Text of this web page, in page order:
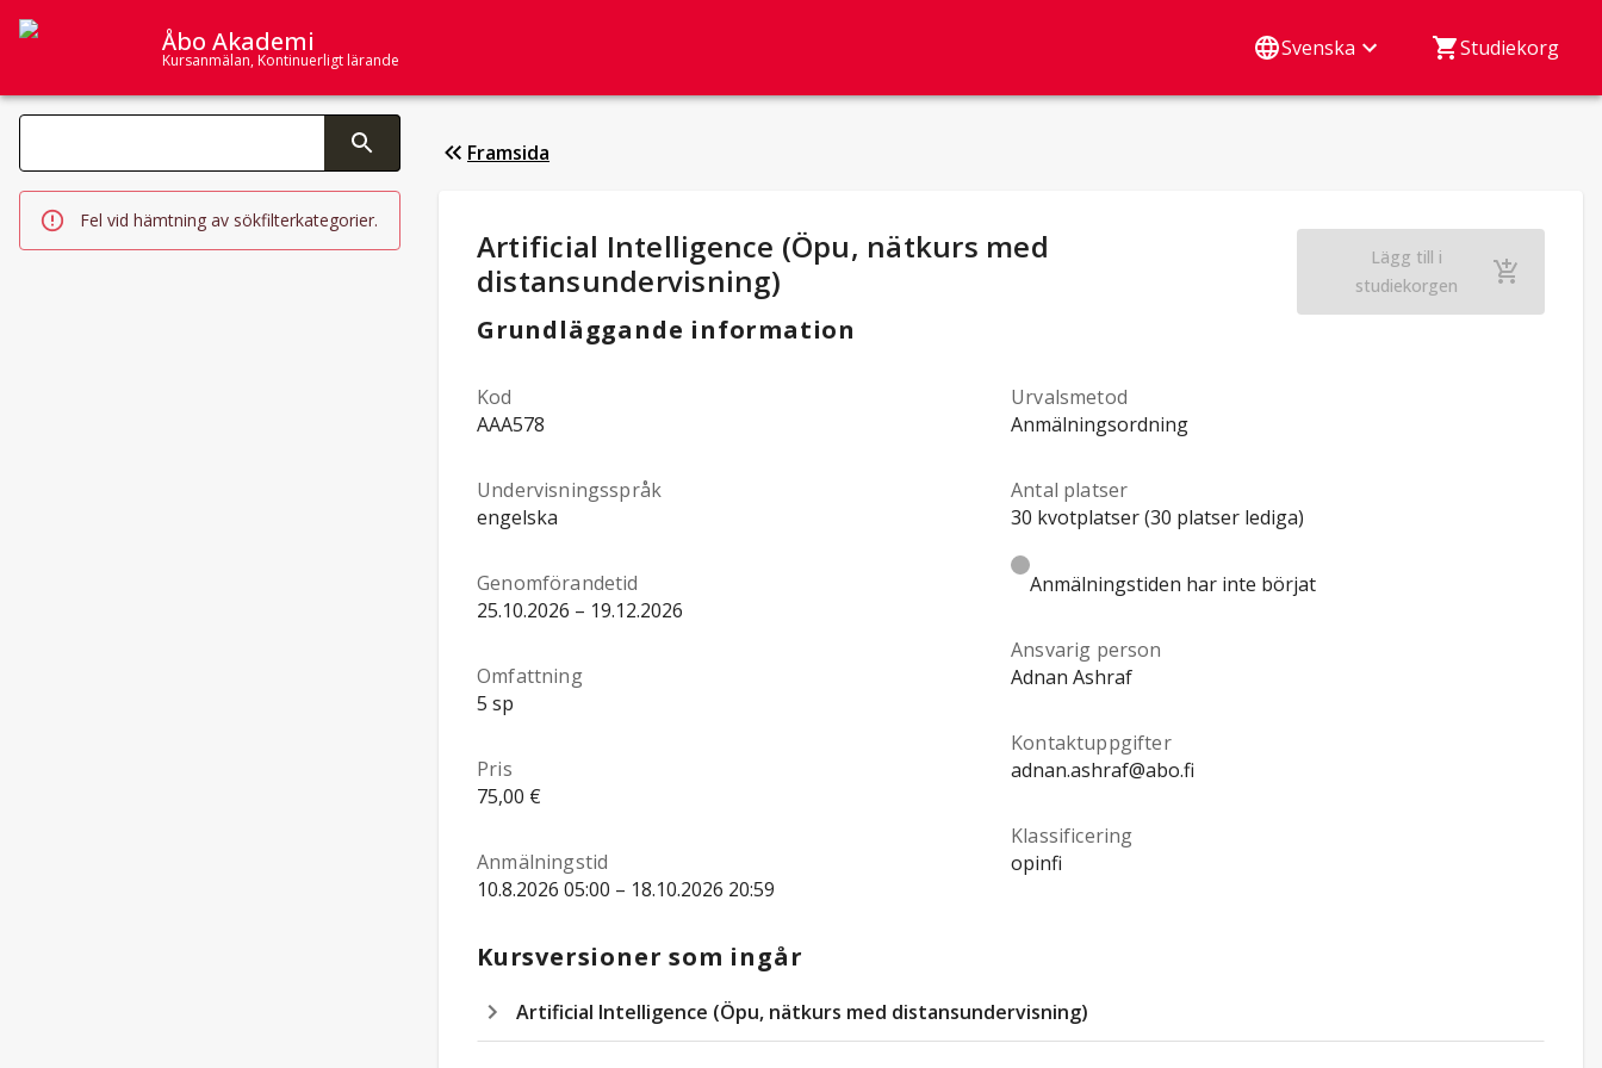
Åbo Akademi
Kursanmälan, Kontinuerligt lärande Svenska Studiekorg
Sök­kategorier
Ändring av text aktiverar sökfunktionen
Fel vid hämtning av sökfilterkategorier.
Framsida
Studieuppgifter:
Artificial Intelligence (Öpu, nätkurs med
distansundervisning)
Lägg till i
studiekorgen
Artificial
Grundläggande information
Kod
AAA578
Undervisningsspråk
engelska
Genomförandetid
25.10.2026 – 19.12.2026
Omfattning
5 sp
Pris
75,00 €
Anmälningstid
10.8.2026 05:00 – 18.10.2026 20:59
Urvalsmetod
Anmälningsordning
Antal platser
30 kvotplatser (30 platser lediga)
Anmälningstiden har inte börjat
Ansvarig person
Adnan Ashraf
Kontaktuppgifter
adnan.ashraf@abo.fi
Klassificering
opinfi
Kursversioner som ingår
Artificial Intelligence (Öpu, nätkurs med distansundervisning)